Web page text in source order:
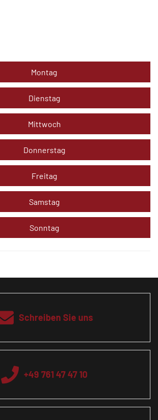
Montag
Dienstag
Mittwoch
Donnerstag
Freitag
Samstag
Sonntag
Schreiben Sie uns
+49 761 47 47 10